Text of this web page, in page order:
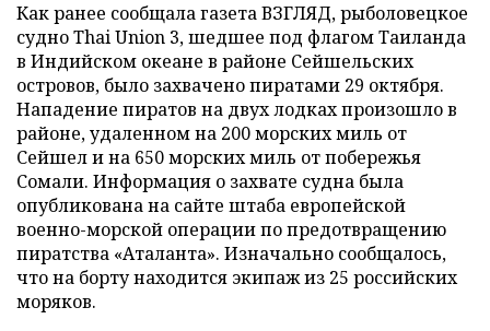
Как ранее сообщала газета ВЗГЛЯД, рыболовецкое
судно Thai Union 3, шедшее под флагом Таиланда
в Индийском океане в районе Сейшельских
островов, было захвачено пиратами 29 октября.
Нападение пиратов на двух лодках произошло в
районе, удаленном на 200 морских миль от
Сейшел и на 650 морских миль от побережья
Сомали. Информация о захвате судна была
опубликована на сайте штаба европейской
военно-морской операции по предотвращению
пиратства «Аталанта». Изначально сообщалось,
что на борту находится экипаж из 25 российских
моряков.